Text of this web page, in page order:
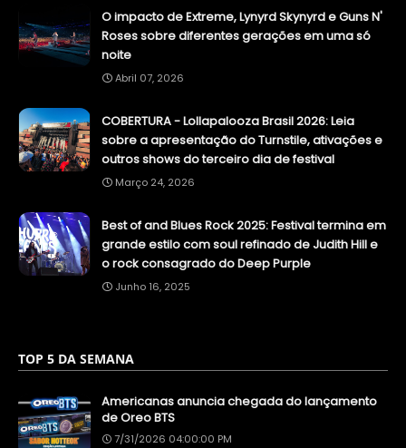
O impacto de Extreme, Lynyrd Skynyrd e Guns N'
Roses sobre diferentes gerações em uma só
noite
Abril 07, 2026
COBERTURA - Lollapalooza Brasil 2026: Leia
sobre a apresentação do Turnstile, ativações e
outros shows do terceiro dia de festival
Março 24, 2026
Best of and Blues Rock 2025: Festival termina em
grande estilo com soul refinado de Judith Hill e
o rock consagrado do Deep Purple
Junho 16, 2025
TOP 5 DA SEMANA
Americanas anuncia chegada do lançamento
de Oreo BTS
7/31/2026 04:00:00 PM